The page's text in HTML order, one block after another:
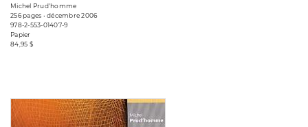
Michel Prud'homme
256 pages • décembre 2006
978-2-553-01407-9
Papier
84,95 $